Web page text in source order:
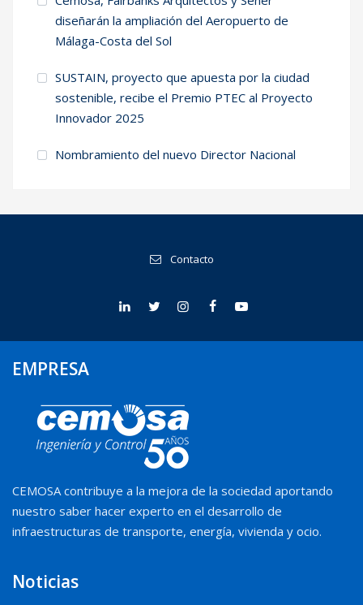
diseñarán la ampliación del Aeropuerto de
Málaga-Costa del Sol
SUSTAIN, proyecto que apuesta por la ciudad
sostenible, recibe el Premio PTEC al Proyecto
Innovador 2025
Nombramiento del nuevo Director Nacional
Contacto
EMPRESA
CEMOSA contribuye a la mejora de la sociedad aportando
nuestro saber hacer experto en el desarrollo de
infraestructuras de transporte, energía, vivienda y ocio.
Noticias